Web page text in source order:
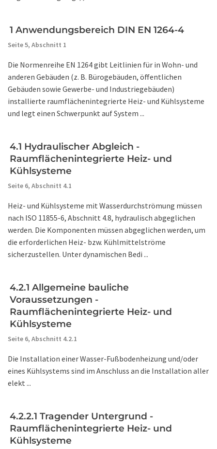
1 Anwendungsbereich DIN EN 1264-4
Seite 5, Abschnitt 1
Die Normenreihe EN 1264 gibt Leitlinien für in Wohn- und
anderen Gebäuden (z. B. Bürogebäuden, öffentlichen
Gebäuden sowie Gewerbe- und Industriegebäuden)
installierte raumflächenintegrierte Heiz- und Kühlsysteme
und legt einen Schwerpunkt auf System ...
4.1 Hydraulischer Abgleich -
Raumflächenintegrierte Heiz- und
Kühlsysteme
Seite 6, Abschnitt 4.1
Heiz- und Kühlsysteme mit Wasserdurchströmung müssen
nach ISO 11855-6, Abschnitt 4.8, hydraulisch abgeglichen
werden. Die Komponenten müssen abgeglichen werden, um
die erforderlichen Heiz- bzw. Kühlmittelströme
sicherzustellen. Unter dynamischen Bedi ...
4.2.1 Allgemeine bauliche
Voraussetzungen -
Raumflächenintegrierte Heiz- und
Kühlsysteme
Seite 6, Abschnitt 4.2.1
Die Installation einer Wasser-Fußbodenheizung und/oder
eines Kühlsystems sind im Anschluss an die Installation aller
elekt ...
4.2.2.1 Tragender Untergrund -
Raumflächenintegrierte Heiz- und
Kühlsysteme